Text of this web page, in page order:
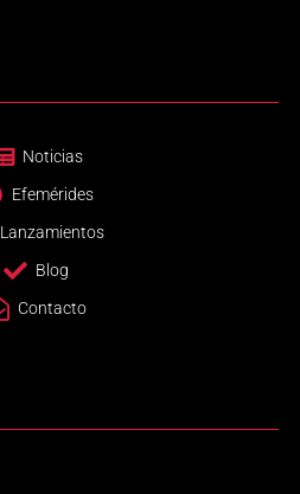
Noticias
Efemérides
Lanzamientos
Blog
Contacto